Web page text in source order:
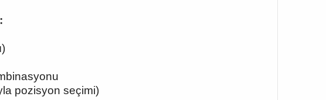
pozisyon seçimi)